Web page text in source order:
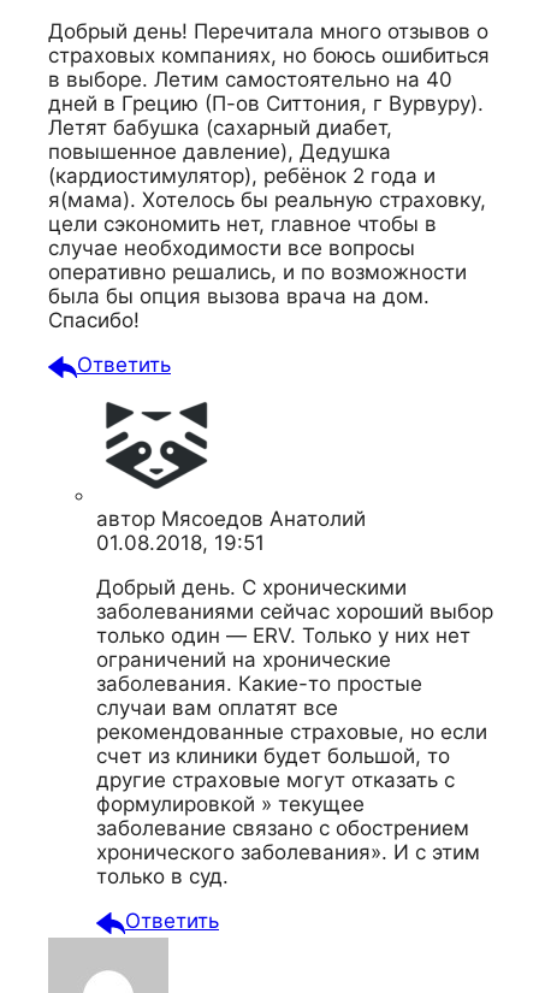
Добрый день! Перечитала много отзывов о
страховых компаниях, но боюсь ошибиться
в выборе. Летим самостоятельно на 40
дней в Грецию (П-ов Ситтония, г Вурвуру).
Летят бабушка (сахарный диабет,
повышенное давление), Дедушка
(кардиостимулятор), ребёнок 2 года и
я(мама). Хотелось бы реальную страховку,
цели сэкономить нет, главное чтобы в
случае необходимости все вопросы
оперативно решались, и по возможности
была бы опция вызова врача на дом.
Спасибо!
Ответить
автор Мясоедов Анатолий
01.08.2018, 19:51
Добрый день. С хроническими
заболеваниями сейчас хороший выбор
только один — ERV. Только у них нет
ограничений на хронические
заболевания. Какие-то простые
случаи вам оплатят все
рекомендованные страховые, но если
счет из клиники будет большой, то
другие страховые могут отказать с
формулировкой » текущее
заболевание связано с обострением
хронического заболевания». И с этим
только в суд.
Ответить